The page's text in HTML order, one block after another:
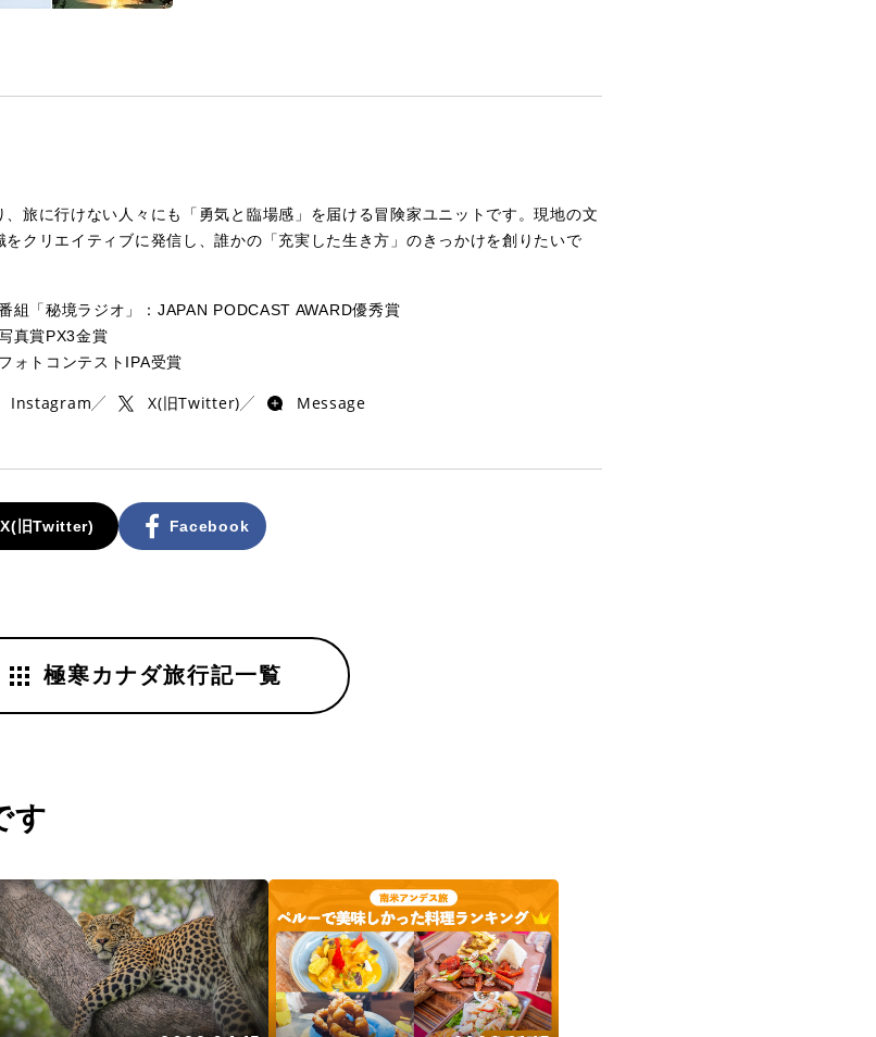
、旅に行けない人々にも「勇気と臨場感」を届ける冒険家ユニットです。現地の文
をクリエイティブに発信し、誰かの「充実した生き方」のきっかけを創りたいで
組「秘境ラジオ」：JAPAN PODCAST AWARD優秀賞
真賞PX3金賞
ォトコンテストIPA受賞
Instagram X(旧Twitter) Message
X(旧Twitter) Facebook
極寒カナダ旅行記一覧
す